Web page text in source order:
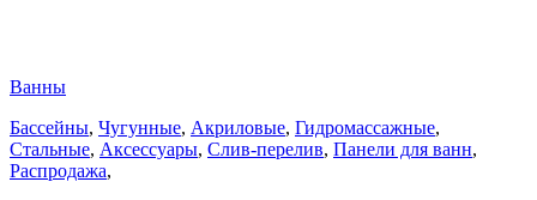
Ванны
Бассейны, Чугунные, Акриловые, Гидромассажные,
Стальные, Аксессуары, Слив-перелив, Панели для ванн,
Распродажа,